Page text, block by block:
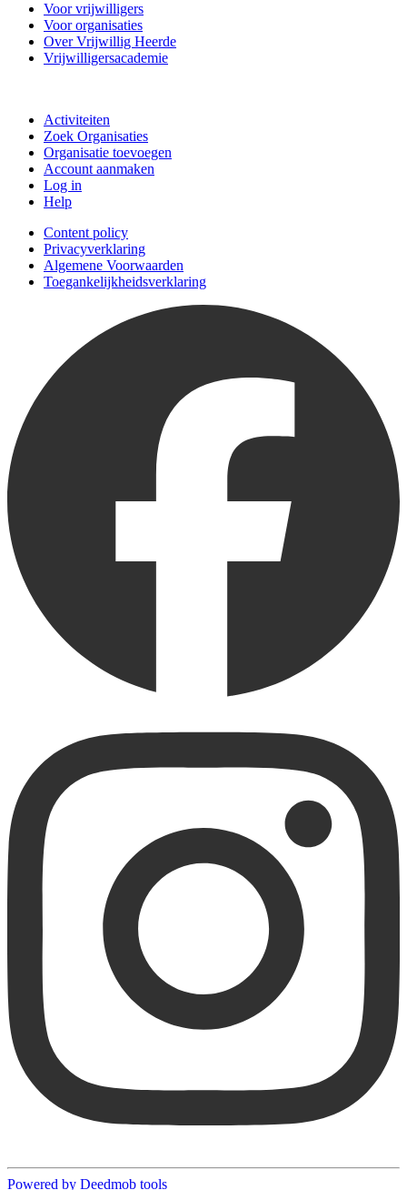
Voor vrijwilligers
Voor organisaties
Over Vrijwillig Heerde
Vrijwilligersacademie
Activiteiten
Zoek Organisaties
Organisatie toevoegen
Account aanmaken
Log in
Help
Content policy
Privacyverklaring
Algemene Voorwaarden
Toegankelijkheidsverklaring
Powered by Deedmob tools